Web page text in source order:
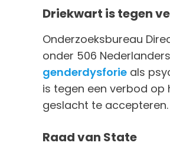
Driekwart is tegen
Onderzoeksbureau
onder 506
genderdysforie als
is tegen een verbod op
geslacht te accepteren.
Raad van State